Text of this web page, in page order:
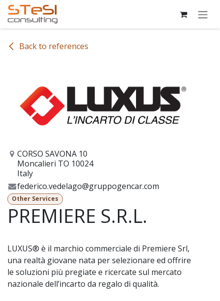
Skip to Content
Back to references
CORSO SAVONA 10
Moncalieri TO 10024
Italy
federico.vedelago@gruppogencar.com
Other Services
PREMIERE S.R.L.
LUXUS® è il marchio commerciale di Premiere Srl,
una realtà giovane nata per selezionare ed offrire
le soluzioni più pregiate e ricercate sul mercato
nazionale dell’incarto da regalo di qualità.